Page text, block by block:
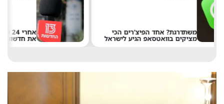
אחרי 24 שנה: הפרשן הוותיק עוזב
את חדשות 13